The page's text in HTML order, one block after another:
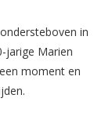
in
jarige Marien
moment en